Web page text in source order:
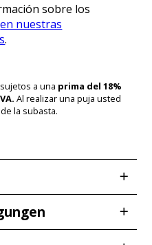
sobre los
en nuestras
.
a una prima del 18%
Al realizar una puja usted
la subasta.